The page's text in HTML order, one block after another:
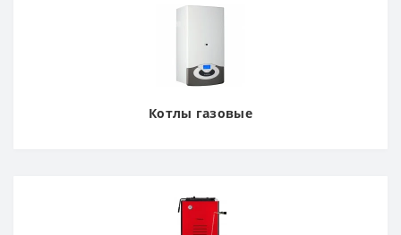
Котлы газовые